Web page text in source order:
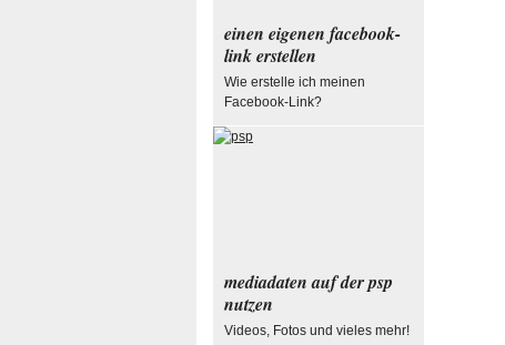
einen eigenen facebook-
link erstellen
Wie erstelle ich meinen
Facebook-Link?
mediadaten auf der psp
nutzen
Videos, Fotos und vieles mehr!